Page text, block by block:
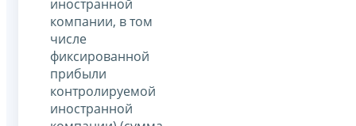
иностранной
компании, в том
числе
фиксированной
прибыли
контролируемой
иностранной